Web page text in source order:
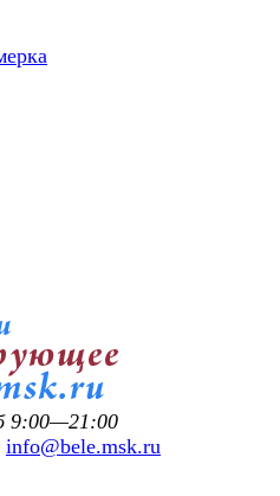
info@bele.msk.ru